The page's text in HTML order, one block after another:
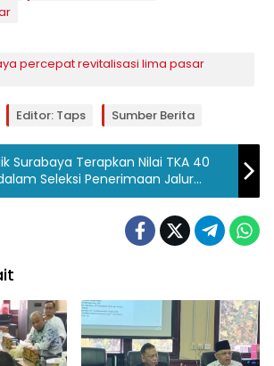
percepat revitalisasi lima pasar
Editor: Taps Sumber Berita
Surabaya Terapkan Nilai TKA 40
Seleksi Penerimaan Jalur